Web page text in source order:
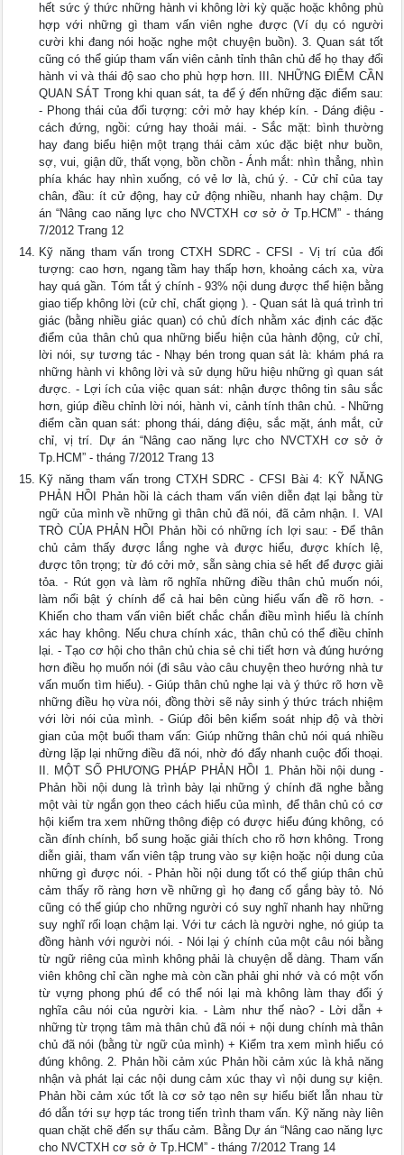
hết sức ý thức những hành vi không lời kỳ quặc hoặc không phù
hợp với những gì tham vấn viên nghe được (Ví dụ có người
cười khi đang nói hoặc nghe một chuyện buồn). 3. Quan sát tốt
cũng có thể giúp tham vấn viên cảnh tỉnh thân chủ để họ thay đổi
hành vi và thái độ sao cho phù hợp hơn. III. NHỮNG ĐIỂM CẦN
QUAN SÁT Trong khi quan sát, ta để ý đến những đặc điểm sau:
- Phong thái của đối tượng: cởi mở hay khép kín. - Dáng điệu -
cách đứng, ngồi: cứng hay thoải mái. - Sắc mặt: bình thường
hay đang biểu hiện một trạng thái cảm xúc đặc biệt như buồn,
sợ, vui, giận dữ, thất vọng, bồn chồn - Ánh mắt: nhìn thẳng, nhìn
phía khác hay nhìn xuống, có vẻ lơ là, chú ý. - Cử chỉ của tay
chân, đầu: ít cử động, hay cử động nhiều, nhanh hay chậm. Dự
án “Nâng cao năng lực cho NVCTXH cơ sở ở Tp.HCM” - tháng
7/2012 Trang 12
Kỹ năng tham vấn trong CTXH SDRC - CFSI - Vị trí của đối
tượng: cao hơn, ngang tầm hay thấp hơn, khoảng cách xa, vừa
hay quá gần. Tóm tắt ý chính - 93% nội dung được thể hiện bằng
giao tiếp không lời (cử chỉ, chất giọng ). - Quan sát là quá trình tri
giác (bằng nhiều giác quan) có chủ đích nhằm xác định các đặc
điểm của thân chủ qua những biểu hiện của hành động, cử chỉ,
lời nói, sự tương tác - Nhạy bén trong quan sát là: khám phá ra
những hành vi không lời và sử dụng hữu hiệu những gì quan sát
được. - Lợi ích của việc quan sát: nhận được thông tin sâu sắc
hơn, giúp điều chỉnh lời nói, hành vi, cảnh tính thân chủ. - Những
điểm cần quan sát: phong thái, dáng điệu, sắc mặt, ánh mắt, cử
chỉ, vị trí. Dự án “Nâng cao năng lực cho NVCTXH cơ sở ở
Tp.HCM” - tháng 7/2012 Trang 13
Kỹ năng tham vấn trong CTXH SDRC - CFSI Bài 4: KỸ NĂNG
PHẢN HỒI Phản hồi là cách tham vấn viên diễn đạt lại bằng từ
ngữ của mình về những gì thân chủ đã nói, đã cảm nhận. I. VAI
TRÒ CỦA PHẢN HỒI Phản hồi có những ích lợi sau: - Để thân
chủ cảm thấy được lắng nghe và được hiểu, được khích lệ,
được tôn trọng; từ đó cởi mở, sẵn sàng chia sẻ hết để được giải
tỏa. - Rút gọn và làm rõ nghĩa những điều thân chủ muốn nói,
làm nổi bật ý chính để cả hai bên cùng hiểu vấn đề rõ hơn. -
Khiến cho tham vấn viên biết chắc chắn điều mình hiểu là chính
xác hay không. Nếu chưa chính xác, thân chủ có thể điều chỉnh
lại. - Tạo cơ hội cho thân chủ chia sẻ chi tiết hơn và đúng hướng
hơn điều họ muốn nói (đi sâu vào câu chuyện theo hướng nhà tư
vấn muốn tìm hiểu). - Giúp thân chủ nghe lại và ý thức rõ hơn về
những điều họ vừa nói, đồng thời sẽ nảy sinh ý thức trách nhiệm
với lời nói của mình. - Giúp đôi bên kiểm soát nhịp độ và thời
gian của một buổi tham vấn: Giúp những thân chủ nói quá nhiều
đừng lặp lại những điều đã nói, nhờ đó đẩy nhanh cuộc đối thoại.
II. MỘT SỐ PHƯƠNG PHÁP PHẢN HỒI 1. Phản hồi nội dung -
Phản hồi nội dung là trình bày lại những ý chính đã nghe bằng
một vài từ ngắn gọn theo cách hiểu của mình, để thân chủ có cơ
hội kiểm tra xem những thông điệp có được hiểu đúng không, có
cần đính chính, bổ sung hoặc giải thích cho rõ hơn không. Trong
diễn giải, tham vấn viên tập trung vào sự kiện hoặc nội dung của
những gì được nói. - Phản hồi nội dung tốt có thể giúp thân chủ
cảm thấy rõ ràng hơn về những gì họ đang cố gắng bày tỏ. Nó
cũng có thể giúp cho những người có suy nghĩ nhanh hay những
suy nghĩ rối loạn chậm lại. Với tư cách là người nghe, nó giúp ta
đồng hành với người nói. - Nói lại ý chính của một câu nói bằng
từ ngữ riêng của mình không phải là chuyện dễ dàng. Tham vấn
viên không chỉ cần nghe mà còn cần phải ghi nhớ và có một vốn
từ vựng phong phú để có thể nói lại mà không làm thay đổi ý
nghĩa câu nói của người kia. - Làm như thế nào? - Lời dẫn +
những từ trọng tâm mà thân chủ đã nói + nội dung chính mà thân
chủ đã nói (bằng từ ngữ của mình) + Kiểm tra xem mình hiểu có
đúng không. 2. Phản hồi cảm xúc Phản hồi cảm xúc là khả năng
nhận và phát lại các nội dung cảm xúc thay vì nội dung sự kiện.
Phản hồi cảm xúc tốt là cơ sở tạo nên sự hiểu biết lẫn nhau từ
đó dẫn tới sự hợp tác trong tiến trình tham vấn. Kỹ năng này liên
quan chặt chẽ đến sự thấu cảm. Bằng Dự án “Nâng cao năng lực
cho NVCTXH cơ sở ở Tp.HCM” - tháng 7/2012 Trang 14